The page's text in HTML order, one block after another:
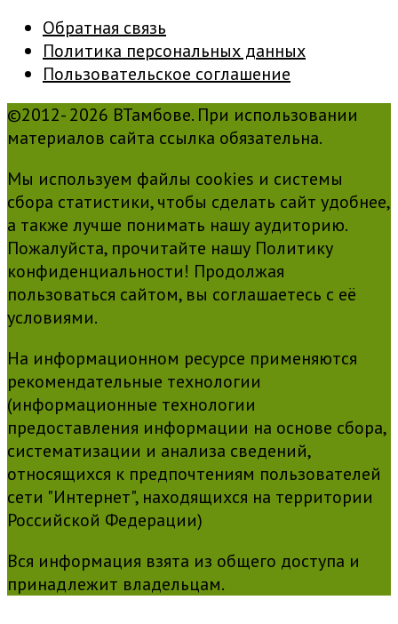
Обратная связь
Политика персональных данных
Пользовательское соглашение
©2012- 2026 ВТамбове. При использовании
материалов сайта ссылка обязательна.
Мы используем файлы cookies и системы
сбора статистики, чтобы сделать сайт удобнее,
а также лучше понимать нашу аудиторию.
Пожалуйста, прочитайте нашу Политику
конфиденциальности! Продолжая
пользоваться сайтом, вы соглашаетесь с её
условиями.
На информационном ресурсе применяются
рекомендательные технологии
(информационные технологии
предоставления информации на основе сбора,
систематизации и анализа сведений,
относящихся к предпочтениям пользователей
сети "Интернет", находящихся на территории
Российской Федерации)
Вся информация взята из общего доступа и
принадлежит владельцам.